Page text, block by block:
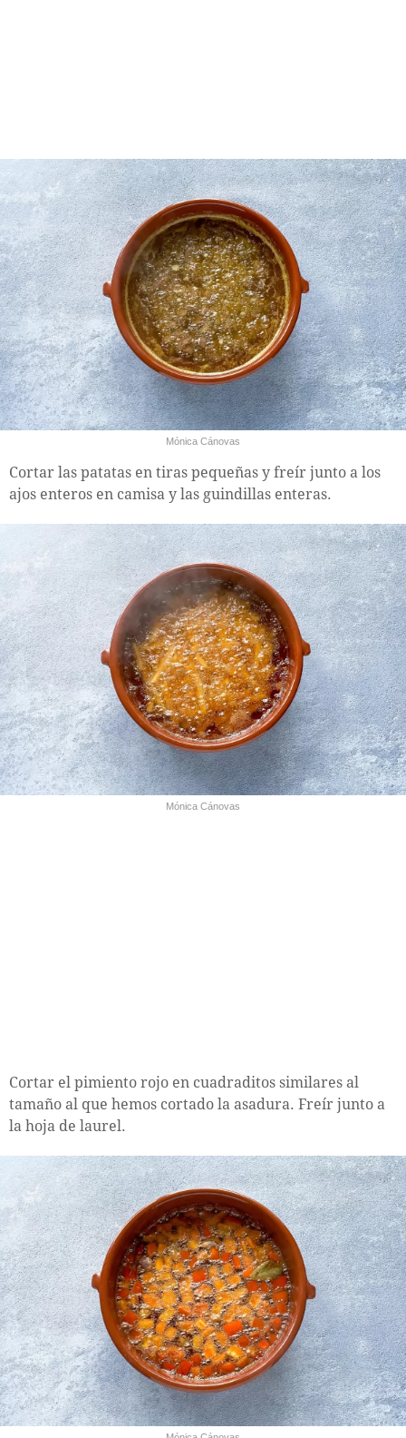
Mónica Cánovas
Cortar las patatas en tiras pequeñas y freír junto a los
ajos enteros en camisa y las guindillas enteras.
Mónica Cánovas
Cortar el pimiento rojo en cuadraditos similares al
tamaño al que hemos cortado la asadura. Freír junto a
la hoja de laurel.